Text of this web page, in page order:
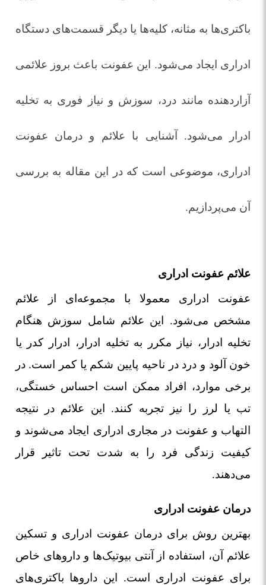
باکتری‌ها به مثانه، کلیه‌ها یا دیگر قسمت‌های دستگاه
ادراری ایجاد می‌شود. این عفونت باعث بروز علائمی
آزاردهنده مانند درد، سوزش و نیاز فوری به تخلیه
ادرار می‌شود. آشنایی با علائم و درمان عفونت
ادراری، موضوعی است که در این مقاله به بررسی
آن می‌پردازیم.
علائم عفونت ادراری
عفونت ادراری معمولا با مجموعه‌ای از علائم
مشخص می‌شود. این علائم شامل سوزش هنگام
تخلیه ادرار، نیاز مکرر به تخلیه ادرار، ادرار کدر یا
خون ‌آلود و درد در ناحیه پایین شکم یا کمر است. در
برخی موارد، افراد ممکن است احساس خستگی،
تب یا لرز را نیز تجربه کنند. این علائم در نتیجه
التهاب و عفونت در مجاری ادراری ایجاد می‌شوند و
کیفیت زندگی فرد را به شدت تحت تاثیر قرار
می‌دهند.
درمان عفونت ادراری
بهترین روش برای درمان عفونت ادراری و تسکین
علائم آن، استفاده از آنتی بیوتیک‌ها و داروهای خاص
برای عفونت ادراری است. این داروها باکتری‌های